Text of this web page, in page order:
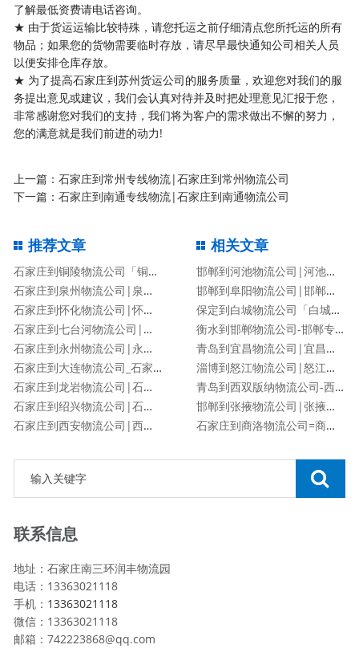
了解最低资费请电话咨询。
★ 由于货运运输比较特殊，请您托运之前仔细清点您所托运的所有
物品；如果您的货物需要临时存放，请尽早最快通知公司相关人员
以便安排仓库存放。
★ 为了提高石家庄到苏州货运公司的服务质量，欢迎您对我们的服
务提出意见或建议，我们会认真对待并及时把处理意见汇报于您，
非常感谢您对我们的支持，我们将为客户的需求做出不懈的努力，
您的满意就是我们前进的动力!
上一篇：石家庄到常州专线物流|石家庄到常州物流公司
下一篇：石家庄到南通专线物流|石家庄到南通物流公司
推荐文章
石家庄到铜陵物流公司「铜陵专线」
石家庄到泉州物流公司|泉州专线
石家庄到怀化物流公司|怀化专线
石家庄到七台河物流公司|石家庄到七台河物流专线
石家庄到永州物流公司|永州专线
石家庄到大连物流公司_石家庄到大连物流专线
石家庄到龙岩物流公司|石家庄到龙岩物流专线
石家庄到绍兴物流公司|石家庄到绍兴物流专线
石家庄到西安物流公司|西安专线
相关文章
邯郸到河池物流公司|河池专线
邯郸到阜阳物流公司|邯郸到阜阳物流专线
保定到白城物流公司「白城专线」
衡水到邯郸物流公司-邯郸专线
青岛到宜昌物流公司|宜昌专线
淄博到怒江物流公司|怒江专线
青岛到西双版纳物流公司-西双版纳专线
邯郸到张掖物流公司|张掖专线
石家庄到商洛物流公司=商洛专线
联系信息
地址：石家庄南三环润丰物流园
电话：13363021118
手机： 13363021118
微信：13363021118
邮箱：742223868@qq.com